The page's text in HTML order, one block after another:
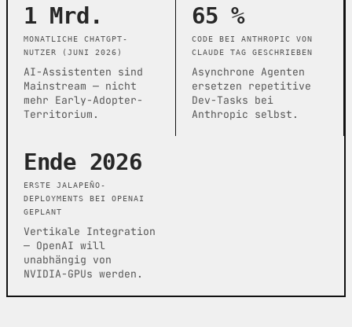
1 Mrd.
MONATLICHE CHATGPT-
NUTZER (JUNI 2026)
AI-Assistenten sind
Mainstream — nicht
mehr Early-Adopter-
Territorium.
65 %
CODE BEI ANTHROPIC VON
CLAUDE TAG GESCHRIEBEN
Asynchrone Agenten
ersetzen repetitive
Dev-Tasks bei
Anthropic selbst.
Ende 2026
ERSTE JALAPEÑO-
DEPLOYMENTS BEI OPENAI
GEPLANT
Vertikale Integration
— OpenAI will
unabhängig von
NVIDIA-GPUs werden.